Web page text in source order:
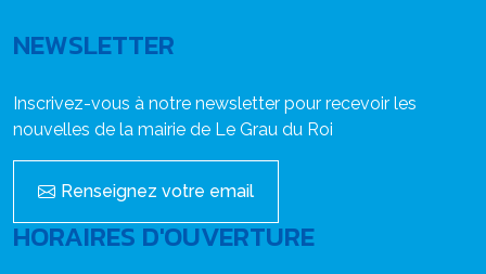
NEWSLETTER
Inscrivez-vous à notre newsletter pour recevoir les
nouvelles de la mairie de Le Grau du Roi
Renseignez votre email
HORAIRES D'OUVERTURE